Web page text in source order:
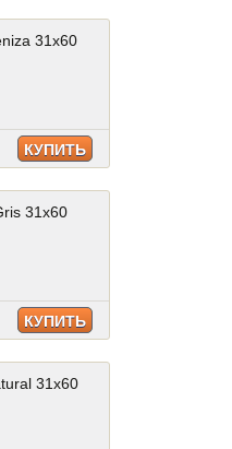
31x60
КУПИТЬ
31x60
КУПИТЬ
31x60